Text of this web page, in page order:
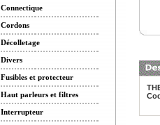
Connectique
Cordons
Décolletage
Divers
Fusibles et protecteur
Haut parleurs et filtres
Interrupteur